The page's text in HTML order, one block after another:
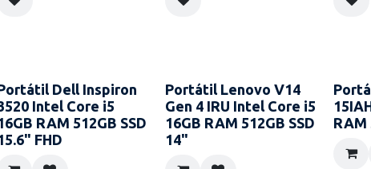
Dell Inspiron
Intel Core i5
RAM 512GB SSD
FHD
Portátil Lenovo V14
Gen 4 IRU Intel Core i5
16GB RAM 512GB SSD
14"
RAM